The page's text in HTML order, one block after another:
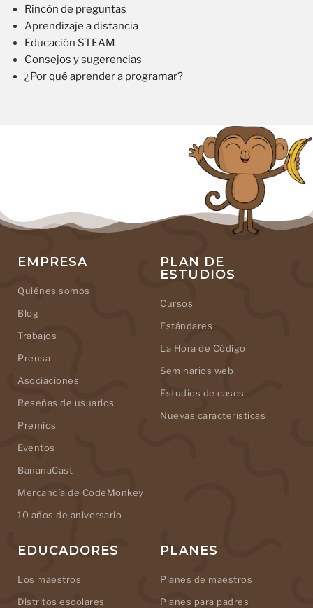
Rincón de preguntas
Aprendizaje a distancia
Educación STEAM
Consejos y sugerencias
¿Por qué aprender a programar?
EMPRESA
Quiénes somos
Blog
Trabajos
Prensa
Asociaciones
Reseñas de usuarios
Premios
Eventos
BananaCast
Mercancía de CodeMonkey
10 años de aniversario
PLAN DE
ESTUDIOS
Cursos
Estándares
La Hora de Código
Seminarios web
Estudios de casos
Nuevas características
EDUCADORES
Los maestros
Distritos escolares
PLANES
Planes de maestros
Planes para padres